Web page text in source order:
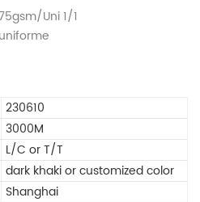
Uni 1/1
230610
3000M
L/C or T/T
dark khaki or customized color
Shanghai